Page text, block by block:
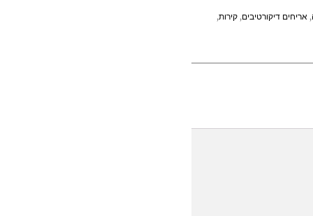
,אריחים דיקורטיבים,קירות,